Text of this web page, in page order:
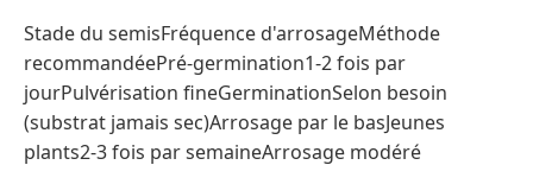
Stade du semisFréquence d'arrosageMéthode
recommandéePré-germination1-2 fois par
jourPulvérisation fineGerminationSelon besoin
(substrat jamais sec)Arrosage par le basJeunes
plants2-3 fois par semaineArrosage modéré